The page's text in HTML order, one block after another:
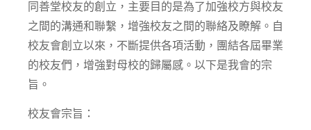
同善堂校友的創立，主要目的是為了加強校方與校友
之間的溝通和聯繫，增強校友之間的聯絡及瞭解。自
校友會創立以來，不斷提供各項活動，團結各屆畢業
的校友們，增強對母校的歸屬感。以下是我會的宗
旨。
校友會宗旨：